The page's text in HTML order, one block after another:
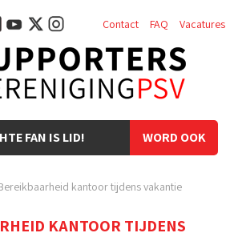
WORD OOK
FAN IS LID!
Contact FAQ Vacatures
kantoor tijdens vakantie
KANTOOR TIJDENS